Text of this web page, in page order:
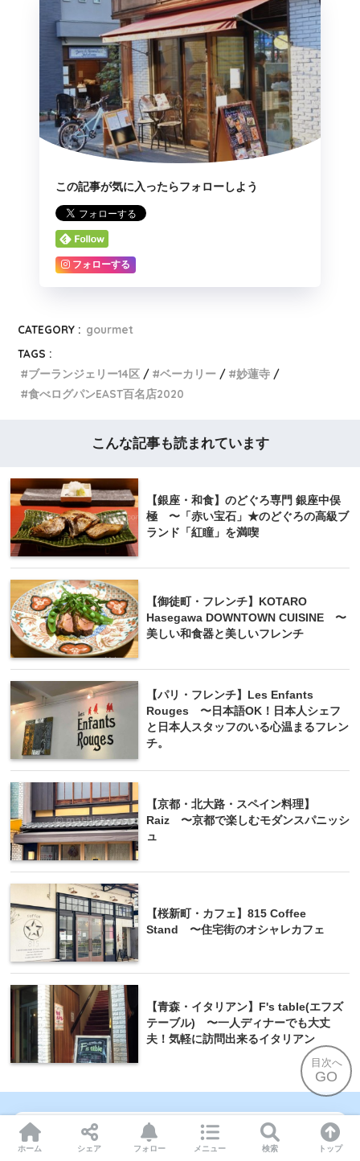
目次へ
GO
この記事が気に入ったらフォローしよう
フォローする
CATEGORY : gourmet
TAGS :
ブーランジェリー14区
ベーカリー
妙蓮寺
食べログパンEAST百名店2020
こんな記事も読まれています
【銀座・和食】のどぐろ専門 銀座中俣
極 〜「赤い宝石」★のどぐろの高級ブ
ランド「紅瞳」を満喫
【御徒町・フレンチ】KOTARO
Hasegawa DOWNTOWN CUISINE 〜
美しい和食器と美しいフレンチ
【パリ・フレンチ】Les Enfants
Rouges 〜日本語OK！日本人シェフ
と日本人スタッフのいる心温まるフレン
チ。
【京都・北大路・スペイン料理】
Raiz 〜京都で楽しむモダンスパニッシ
ュ
【桜新町・カフェ】815 Coffee
Stand 〜住宅街のオシャレカフェ
【青森・イタリアン】F's table(エフズ
テーブル) 〜一人ディナーでも大丈
夫！気軽に訪問出来るイタリアン
この記事を書いた人
ホーム シェア フォロー メニュー 検索 トップ